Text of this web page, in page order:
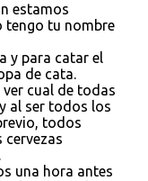
estamos
tengo tu nombre
y para catar el
de cata.
ver cual de todas
al ser todos los
todos
cervezas
una hora antes